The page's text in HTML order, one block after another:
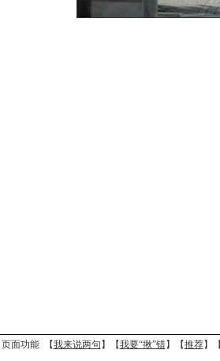
页面功能 【我来说两句 】【我要“揪”错】【推荐】